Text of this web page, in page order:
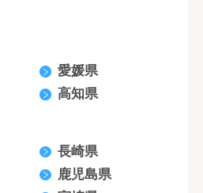
愛媛県
高知県
長崎県
鹿児島県